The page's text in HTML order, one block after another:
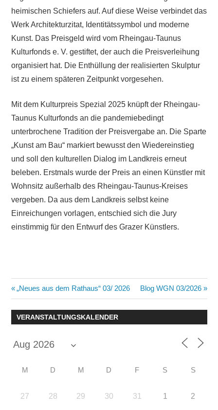
heimischen Schiefers auf. Auf diese Weise verbindet das
Werk Architekturzitat, Identitätssymbol und moderne
Kunst. Das Preisgeld wird vom Rheingau-Taunus
Kulturfonds e. V. gestiftet, der auch die Preisverleihung
organisiert hat. Die Enthüllung der realisierten Skulptur
ist zu einem späteren Zeitpunkt vorgesehen.
Mit dem Kulturpreis Spezial 2025 knüpft der Rheingau-
Taunus Kulturfonds an die pandemiebedingt
unterbrochene Tradition der Preisvergabe an. Die Sparte
„Kunst am Bau“ markiert bewusst den Wiedereinstieg
und soll den kulturellen Dialog im Landkreis erneut
beleben. Erstmals wurde der Preis an einen Künstler mit
Wohnsitz außerhalb des Rheingau-Taunus-Kreises
vergeben. Da aus dem Landkreis selbst keine
Einreichungen vorlagen, entschied sich die Jury
einstimmig für den Entwurf des Grazer Künstlers.
Beitragsnavigation
Vorheriger
Beitrag:
„Neues aus dem Rathaus“ 03/ 2026
Nächster
Beitrag:
Blog WGN 03/2026
VERANSTALTUNGSKALENDER
M D M D F S S
27 28 29 30 31 1 2